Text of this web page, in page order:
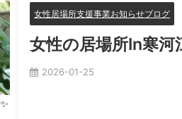
女性居場所支援事業お知らせブログ
女性の居場所In寒
2026-01-25